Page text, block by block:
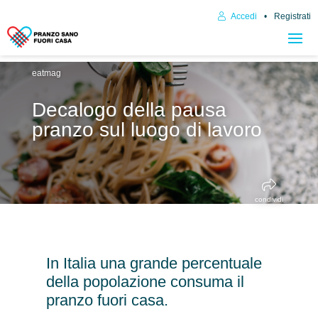
Accedi Registrati
eatmag
Decalogo della pausa
pranzo sul luogo di lavoro
condividi
In Italia una grande percentuale
della popolazione consuma il
pranzo fuori casa.